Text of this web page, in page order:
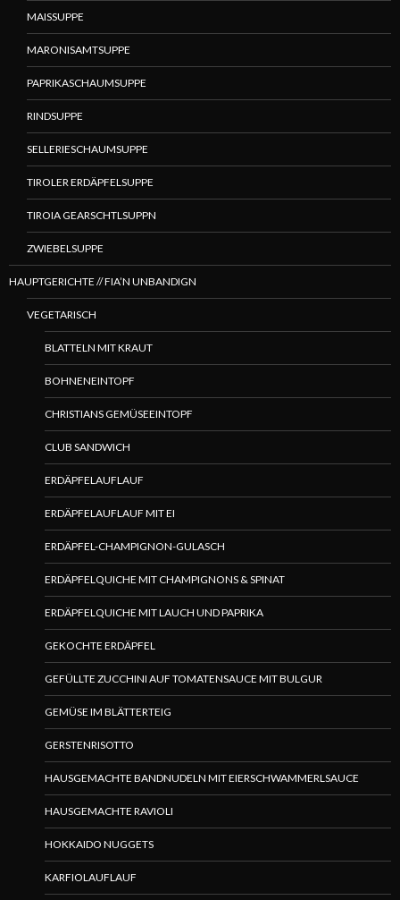
MAISSUPPE
MARONISAMTSUPPE
PAPRIKASCHAUMSUPPE
RINDSUPPE
SELLERIESCHAUMSUPPE
TIROLER ERDÄPFELSUPPE
TIROIA GEARSCHTLSUPPN
ZWIEBELSUPPE
HAUPTGERICHTE // FIA’N UNBANDIGN
VEGETARISCH
BLATTELN MIT KRAUT
BOHNENEINTOPF
CHRISTIANS GEMÜSEEINTOPF
CLUB SANDWICH
ERDÄPFELAUFLAUF
ERDÄPFELAUFLAUF MIT EI
ERDÄPFEL-CHAMPIGNON-GULASCH
ERDÄPFELQUICHE MIT CHAMPIGNONS & SPINAT
ERDÄPFELQUICHE MIT LAUCH UND PAPRIKA
GEKOCHTE ERDÄPFEL
GEFÜLLTE ZUCCHINI AUF TOMATENSAUCE MIT BULGUR
GEMÜSE IM BLÄTTERTEIG
GERSTENRISOTTO
HAUSGEMACHTE BANDNUDELN MIT EIERSCHWAMMERLSAUCE
HAUSGEMACHTE RAVIOLI
HOKKAIDO NUGGETS
KARFIOLAUFLAUF